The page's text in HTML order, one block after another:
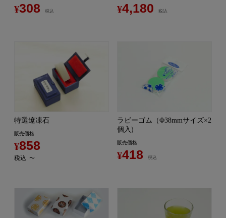
¥308 税込 ¥4,180 税込
特選遼凍石
販売価格
¥858
税込 〜
ラビーゴム（Φ38mmサイズ×2
個入)
販売価格
¥418 税込